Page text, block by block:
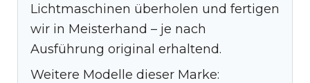
Lichtmaschinen überholen und fertigen
wir in Meisterhand – je nach
Ausführung original erhaltend.
Weitere Modelle dieser Marke: